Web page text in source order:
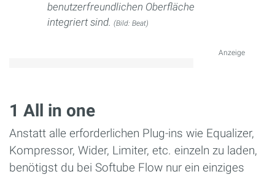
benutzerfreundlichen Oberfläche
integriert sind. (Bild: Beat)
Anzeige
1 All in one
Anstatt alle erforderlichen Plug-ins wie Equalizer,
Kompressor, Wider, Limiter, etc. einzeln zu laden,
benötigst du bei Softube Flow nur ein einziges